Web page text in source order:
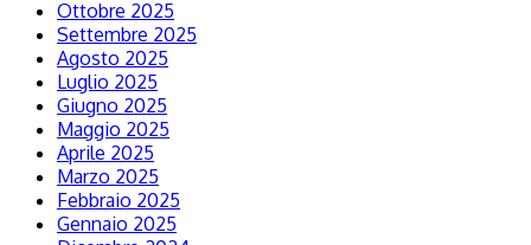
Ottobre 2025
Settembre 2025
Agosto 2025
Luglio 2025
Giugno 2025
Maggio 2025
Aprile 2025
Marzo 2025
Febbraio 2025
Gennaio 2025